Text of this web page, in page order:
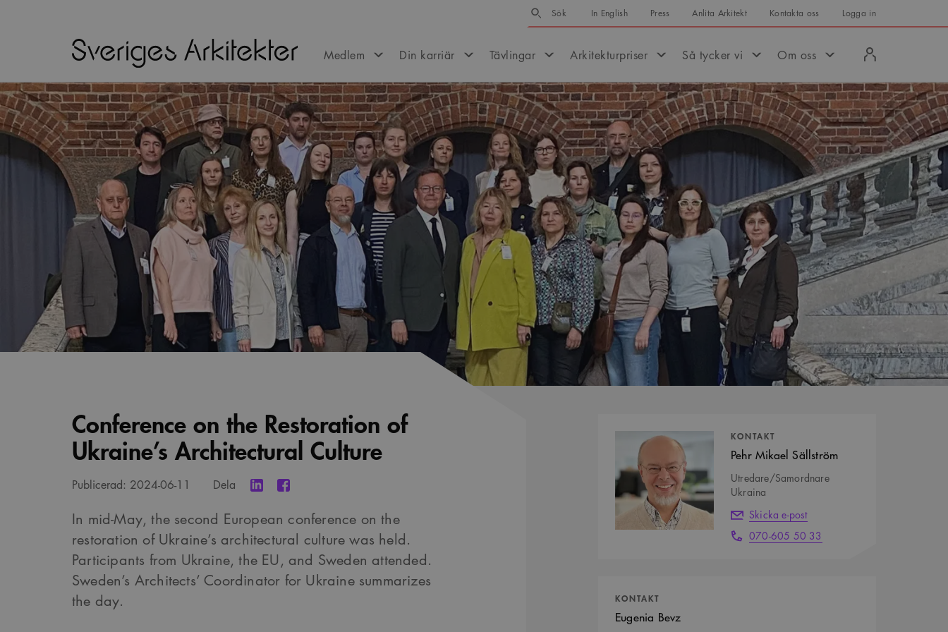
Sök
Sök In English Press Anlita Arkitekt Kontakta oss Logga in
Medlem Din karriär Tävlingar Arkitekturpriser Så tycker vi Om oss
in
Conference on the Restoration of
Ukraine’s Architectural Culture
Publicerad: 2024-06-11 Dela
In mid-May, the second European conference on the
restoration of Ukraine’s architectural culture was held.
Participants from Ukraine, the EU, and Sweden attended.
Sweden’s Architects’ Coordinator for Ukraine summarizes
the day.
KONTAKT
Pehr Mikael Sällström
Utredare/Samordnare
Ukraina
Skicka e-post
070-605 50 33
KONTAKT
Eugenia Bevz